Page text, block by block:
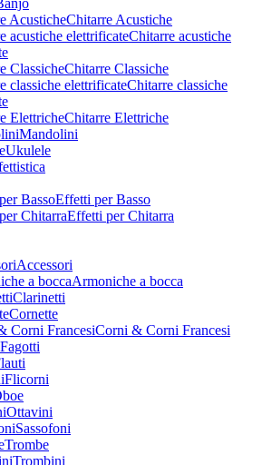
Chitarre Acustiche
Chitarre acustiche
Chitarre Classiche
Chitarre classiche
Chitarre Elettriche
Mandolini
Ukulele
Effetti per Basso
Effetti per Chitarra
Accessori
Armoniche a bocca
Clarinetti
Cornette
Corni & Corni Francesi
Fagotti
Flicorni
Ottavini
Sassofoni
Trombe
Trombini